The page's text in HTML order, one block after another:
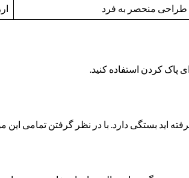
منحصر به فرد
پاک کردن استفاده کنید.
اید بستگی دارد. با در نظر گرفتن تمامی این